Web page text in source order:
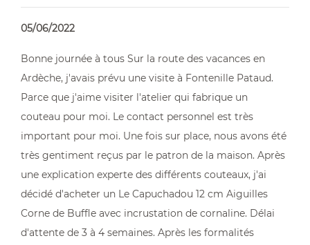
05/06/2022
Bonne journée à tous Sur la route des vacances en
Ardèche, j'avais prévu une visite à Fontenille Pataud.
Parce que j'aime visiter l'atelier qui fabrique un
couteau pour moi. Le contact personnel est très
important pour moi. Une fois sur place, nous avons été
très gentiment reçus par le patron de la maison. Après
une explication experte des différents couteaux, j'ai
décidé d'acheter un Le Capuchadou 12 cm Aiguilles
Corne de Buffle avec incrustation de cornaline. Délai
d'attente de 3 à 4 semaines. Après les formalités